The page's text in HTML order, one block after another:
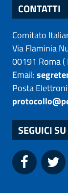
CONTATTI
Comitato
Via Flaminia
00191 Roma(
Email:
Posta
SEGUICI SU